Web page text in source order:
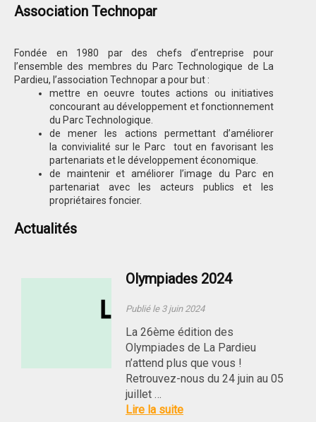
Association Technopar
Fondée en 1980 par des chefs d’entreprise pour
l’ensemble des membres du Parc Technologique de La
Pardieu, l’association Technopar a pour but :
mettre en oeuvre toutes actions ou initiatives
concourant au développement et fonctionnement
du Parc Technologique.
de mener les actions permettant d’améliorer
la convivialité sur le Parc tout en favorisant les
partenariats et le développement économique.
de maintenir et améliorer l’image du Parc en
partenariat avec les acteurs publics et les
propriétaires foncier.
Actualités
Olympiades 2024
Publié le 3 juin 2024
La 26ème édition des
Olympiades de La Pardieu
n’attend plus que vous !
Retrouvez-nous du 24 juin au 05
juillet …
Lire la suite